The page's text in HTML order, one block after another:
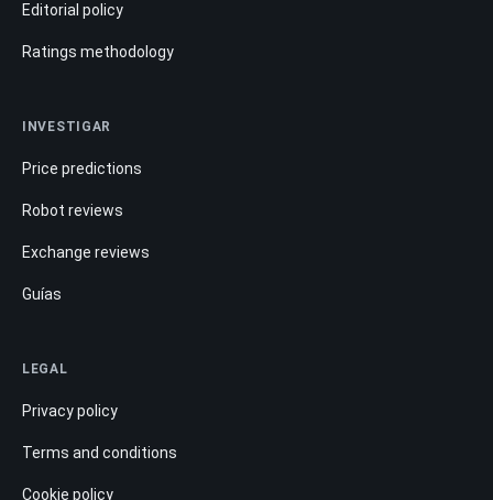
Editorial policy
Ratings methodology
INVESTIGAR
Price predictions
Robot reviews
Exchange reviews
Guías
LEGAL
Privacy policy
Terms and conditions
Cookie policy